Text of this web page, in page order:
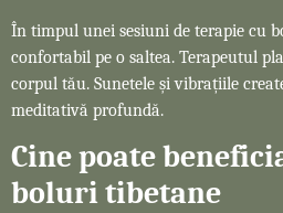
În timpul unei sesiuni de terapie cu
confortabil pe o saltea. Terapeutul
corpul tău. Sunetele și vibrațiile
meditativă profundă.
Cine poate
boluri tibetane